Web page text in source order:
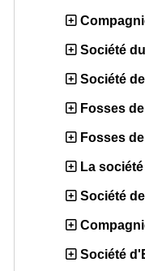
Société
Société
Fosses
Fosses
La
Société
Société